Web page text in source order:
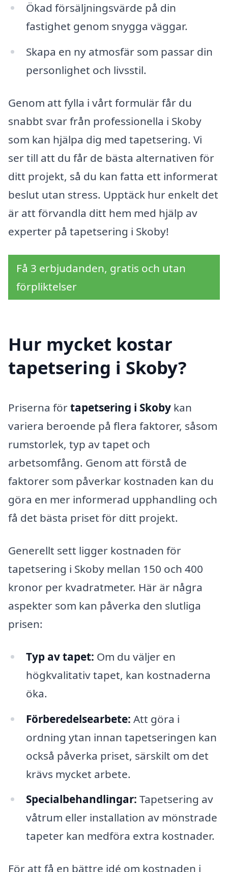
Ökad försäljningsvärde på din
fastighet genom snygga väggar.
Skapa en ny atmosfär som passar din
personlighet och livsstil.
Genom att fylla i vårt formulär får du
snabbt svar från professionella i Skoby
som kan hjälpa dig med tapetsering. Vi
ser till att du får de bästa alternativen för
ditt projekt, så du kan fatta ett informerat
beslut utan stress. Upptäck hur enkelt det
är att förvandla ditt hem med hjälp av
experter på tapetsering i Skoby!
Få 3 erbjudanden, gratis och utan
förpliktelser
Hur mycket kostar
tapetsering i Skoby?
Priserna förtapetsering i Skoby kan
variera beroende på flera faktorer, såsom
rumstorlek, typ av tapet och
arbetsomfång. Genom att förstå de
faktorer som påverkar kostnaden kan du
göra en mer informerad upphandling och
få det bästa priset för ditt projekt.
Generellt sett ligger kostnaden för
tapetsering i Skoby mellan 150 och 400
kronor per kvadratmeter. Här är några
aspekter som kan påverka den slutliga
prisen:
Typ av tapet: Om du väljer en
högkvalitativ tapet, kan kostnaderna
öka.
Förberedelsearbete: Att göra i
ordning ytan innan tapetseringen kan
också påverka priset, särskilt om det
krävs mycket arbete.
Specialbehandlingar: Tapetsering av
våtrum eller installation av mönstrade
tapeter kan medföra extra kostnader.
För att få en bättre idé om kostnaden i